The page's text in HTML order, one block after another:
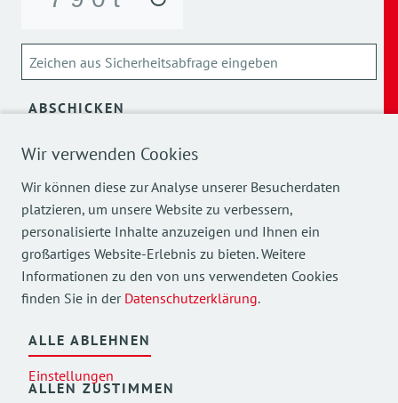
Wir verwenden Cookies
Wir können diese zur Analyse unserer Besucherdaten
platzieren, um unsere Website zu verbessern,
personalisierte Inhalte anzuzeigen und Ihnen ein
großartiges Website-Erlebnis zu bieten. Weitere
Informationen zu den von uns verwendeten Cookies
finden Sie in der Datenschutzerklärung.
ALLE ABLEHNEN
Einstellungen
ALLEN ZUSTIMMEN
ABSCHICKEN
Über die Verarbeitung meiner personenbezogenen Daten
Mehr Einblicke in unsere Arbeit finden Sie auch auf
unseren Social Media Kanälen.